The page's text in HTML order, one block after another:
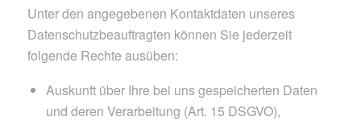
Unter den angegebenen Kontaktdaten unseres
Datenschutzbeauftragten können Sie jederzeit
folgende Rechte ausüben:
Auskunft über Ihre bei uns gespeicherten Daten
und deren Verarbeitung (Art. 15 DSGVO),